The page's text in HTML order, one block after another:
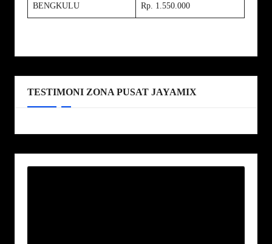
BENGKULU Rp. 1.550.000
TESTIMONI ZONA PUSAT JAYAMIX